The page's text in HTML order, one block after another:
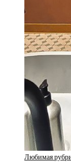
Любимая